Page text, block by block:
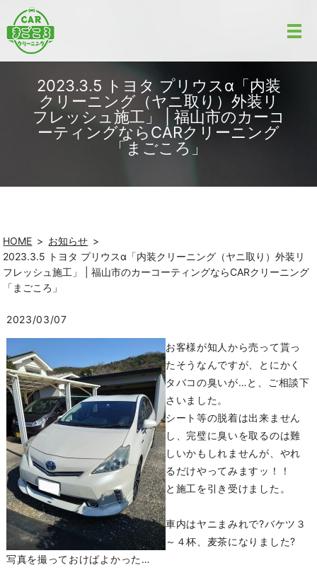
2023.3.5 トヨタ プリウスα「内装
クリーニング（ヤニ取り）外装リ
フレッシュ施工」 | 福山市のカーコ
ーティングならCARクリーニング
「まごころ」
HOME
お知らせ
2023.3.5 トヨタ プリウスα「内装クリーニング（ヤニ取り）外装リ
フレッシュ施工」 | 福山市のカーコーティングならCARクリーニング
「まごころ」
2023/03/07
お客様が知人から売って貰っ
たそうなんですが、とにかく
タバコの臭いが…と、ご相談下
さいました。
シート等の脱着は出来ません
し、完璧に臭いを取るのは難
しいかもしれませんが、やれ
るだけやってみますッ！！
と施工を引き受けました。
車内はヤニまみれで?バケツ３
～４杯、麦茶になりました?
写真を撮っておけばよかった…